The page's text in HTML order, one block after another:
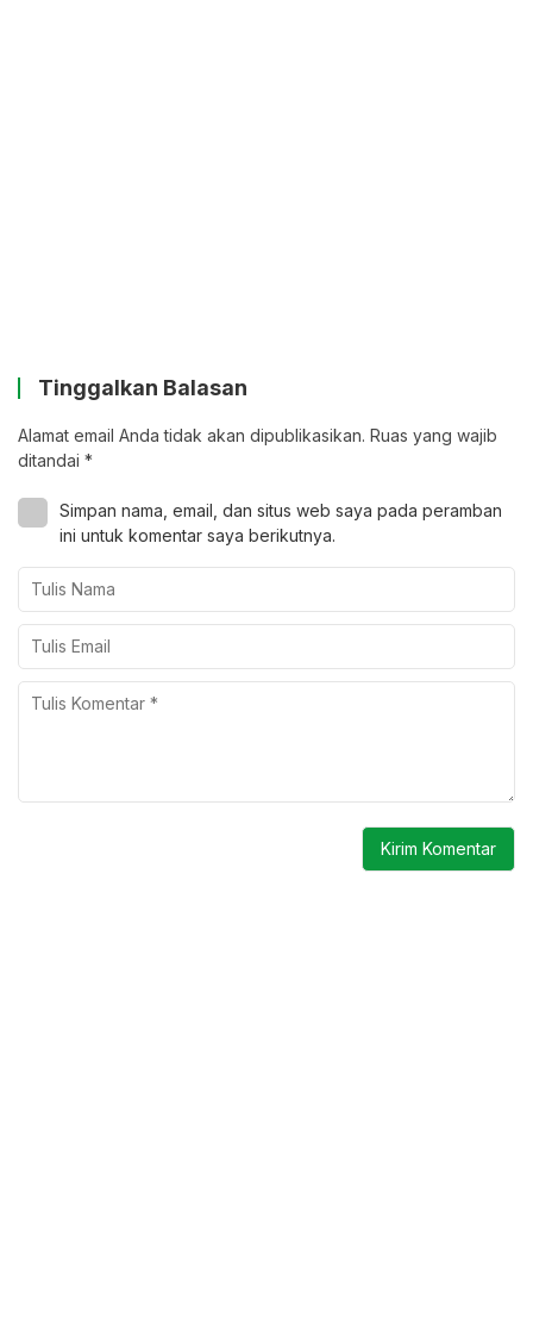
Tinggalkan Balasan
Alamat email Anda tidak akan dipublikasikan. Ruas yang wajib
ditandai *
Simpan nama, email, dan situs web saya pada peramban
ini untuk komentar saya berikutnya.